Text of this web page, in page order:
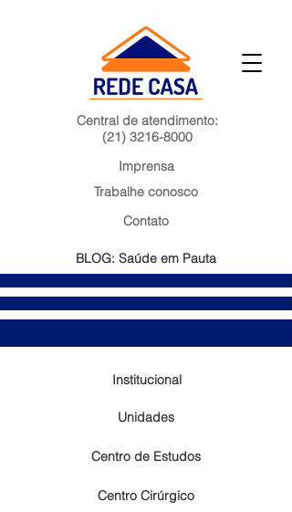
Central de atendimento:
(21) 3216-8000
Unidades
Centro Cirúrgico
Centro de Estudos
Institucional
Imprensa
Trabalhe conosco
Contato
BLOG: Saúde em Pauta